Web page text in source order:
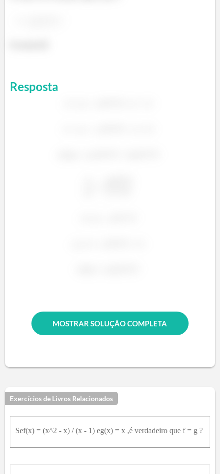
Resposta
MOSTRAR SOLUÇÃO COMPLETA
Exercícios de Livros Relacionados
Sef(x) = (x^2 - x) / (x - 1) eg(x) = x ,é verdadeiro que f = g ?